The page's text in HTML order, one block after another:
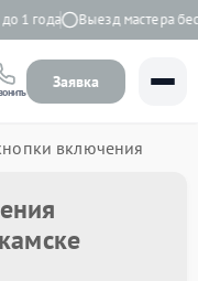
года Выезд мастера
Заявка
включения